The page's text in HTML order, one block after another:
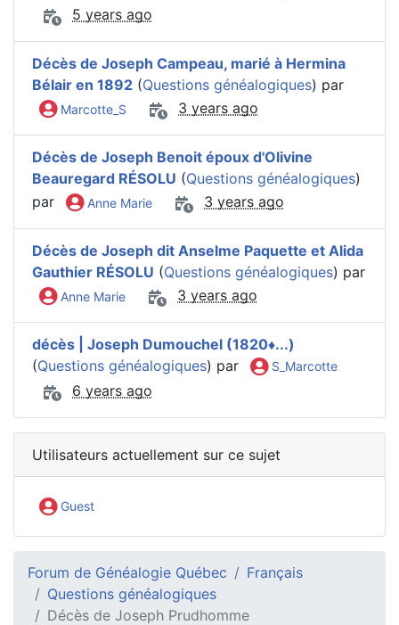
5 years ago
Décès de Joseph Campeau, marié à Hermina
Bélair en 1892 (Questions généalogiques) par
Marcotte_S 3 years ago
Décès de Joseph Benoit époux d'Olivine
Beauregard RÉSOLU (Questions généalogiques)
par
Anne Marie 3 years ago
Décès de Joseph dit Anselme Paquette et Alida
Gauthier RÉSOLU (Questions généalogiques) par
Anne Marie 3 years ago
décès | Joseph Dumouchel (1820♦️...)
(Questions généalogiques) par S_Marcotte
6 years ago
Utilisateurs actuellement sur ce sujet
Guest
Forum de Généalogie Québec
Français
Questions généalogiques
Décès de Joseph Prudhomme